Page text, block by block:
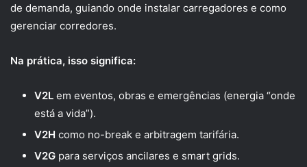
de demanda, guiando onde instalar carregadores e como
gerenciar corredores.
Na prática, isso significa:
V2L em eventos, obras e emergências (energia “onde
está a vida”).
V2H como no-break e arbitragem tarifária.
V2G para serviços ancilares e smart grids.